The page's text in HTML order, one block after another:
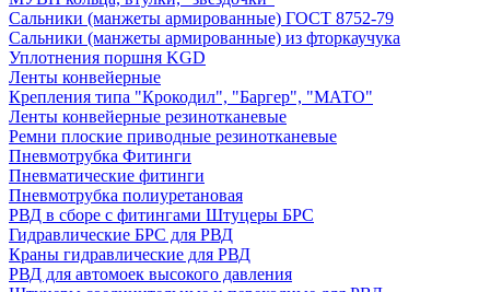
Сальники (манжеты армированные) ГОСТ 8752-79
Сальники (манжеты армированные) из фторкаучука
Уплотнения поршня KGD
Ленты конвейерные
Крепления типа "Крокодил", "Баргер", "МАТО"
Ленты конвейерные резинотканевые
Ремни плоские приводные резинотканевые
Пневмотрубка Фитинги
Пневматические фитинги
Пневмотрубка полиуретановая
РВД в сборе с фитингами Штуцеры БРС
Гидравлические БРС для РВД
Краны гидравлические для РВД
РВД для автомоек высокого давления